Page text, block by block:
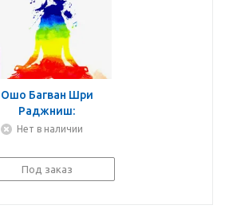
Ошо Багван Шри
Раджниш:
Независимый ум.
Нет в наличии
Под заказ